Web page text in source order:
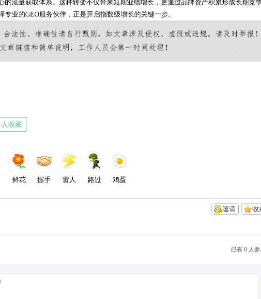
的流量获取体系。这种转变不仅带来短期业绩增长，更通过品牌资产积累形成长期竞
业的GEO服务伙伴，正是开启指数级增长的关键一步。
人收藏
鲜花 握手 雷人 路过 鸡蛋
收
邀请
已有 0 人